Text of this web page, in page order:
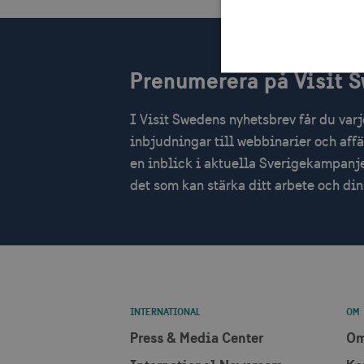
Prenumerera på Visit
I Visit Swedens nyhetsbrev får du
inbjudningar till webbinarier och
en inblick i aktuella
det som kan stärka ditt arbete och
INTERNATIONAL
Press & Media Center
OM
Strikt nödvändiga
Webbplatsen kan inte
receive-cookie-
__cf_bm